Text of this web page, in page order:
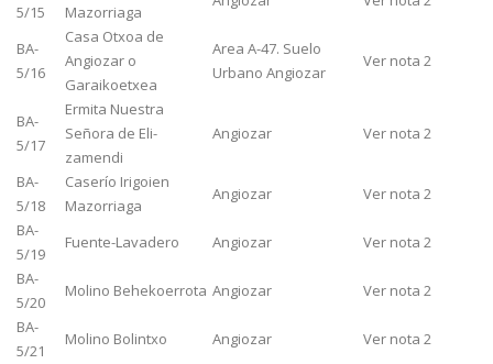
5/15 Mazorriaga
BA-
5/16
Casa Otxoa de
Angiozar o
Garaikoetxea
Area A-47. Suelo
Urbano Angiozar
Ver nota 2
BA-
5/17
Ermita Nuestra
Señora de Eli-
zamendi
Angiozar Ver nota 2
BA-
5/18
Caserío Irigoien
Mazorriaga
Angiozar
Ver nota 2
BA-
5/19
Fuente-Lavadero Angiozar
Ver nota 2
BA-
5/20
Molino Behekoerrota Angiozar
Ver nota 2
BA-
5/21
Molino Bolintxo Angiozar
Ver nota 2